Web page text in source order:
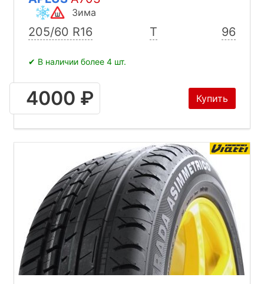
Зима
205/60 R16 T 96
✔ В наличии более 4 шт.
4000 ₽ Купить